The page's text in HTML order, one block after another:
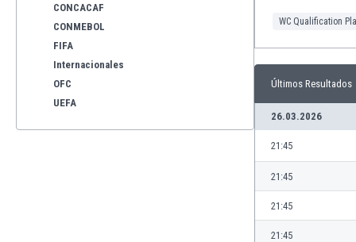
CONCACAF
CONMEBOL
FIFA
Internacionales
OFC
UEFA
WC Qualification
Últimos Resultados
26.03.2026
21:45
21:45
21:45
21:45